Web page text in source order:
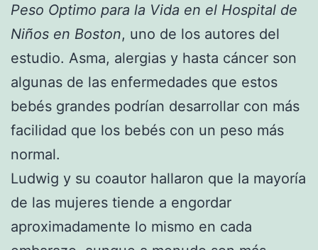
Peso Optimo para la Vida en el Hospital de
Niños en Boston, uno de los autores del
estudio. Asma, alergias y hasta cáncer son
algunas de las enfermedades que estos
bebés grandes podrían desarrollar con más
facilidad que los bebés con un peso más
normal.
Ludwig y su coautor hallaron que la mayoría
de las mujeres tiende a engordar
aproximadamente lo mismo en cada